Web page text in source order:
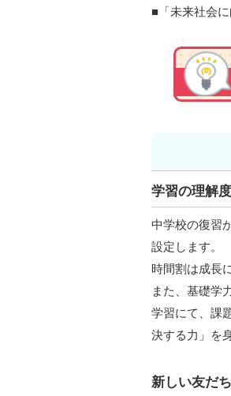
■「未来社会
学習の理解
中学校の復習
設定します。
時間割は成長
また、基礎学
学習にて、課
決する力」を
新しい友だ